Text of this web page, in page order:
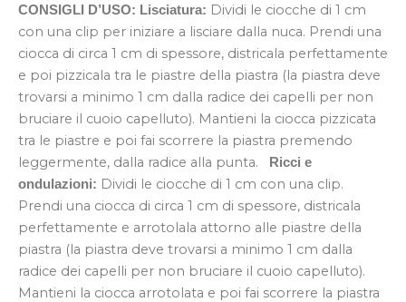
CONSIGLI D’USO: Lisciatura: Dividi le ciocche di 1 cm
con una clip per iniziare a lisciare dalla nuca. Prendi una
ciocca di circa 1 cm di spessore, districala perfettamente
e poi pizzicala tra le piastre della piastra (la piastra deve
trovarsi a minimo 1 cm dalla radice dei capelli per non
bruciare il cuoio capelluto). Mantieni la ciocca pizzicata
tra le piastre e poi fai scorrere la piastra premendo
leggermente, dalla radice alla punta.
Ricci e
ondulazioni: Dividi le ciocche di 1 cm con una clip.
Prendi una ciocca di circa 1 cm di spessore, districala
perfettamente e arrotolala attorno alle piastre della
piastra (la piastra deve trovarsi a minimo 1 cm dalla
radice dei capelli per non bruciare il cuoio capelluto).
Mantieni la ciocca arrotolata e poi fai scorrere la piastra